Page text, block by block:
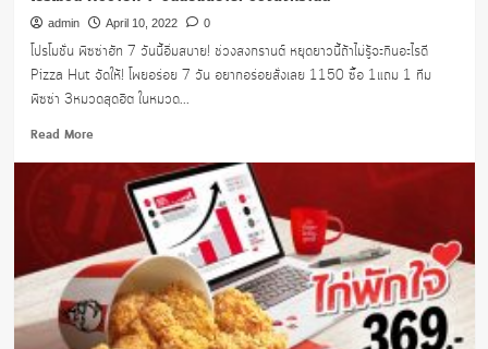
admin April 10, 2022 0
โปรโมชั่น พิซซ่าฮัท 7 วันนี้อิ่มสบาย! ช่วงสงกรานต์ หยุดยาวนี้ถ้าไม่รู้จะกินอะไรดี
Pizza Hut จัดให้! โพยอร่อย 7 วัน อยากอร่อยสั่งเลย 1150 ซื้อ 1แถม 1 ทีม
พิซซ่า 3หมวดสุดฮิต ในหมวด...
Read MoreRead
โปร
พิซซ่า
ฮัท
7
วัน
นี้